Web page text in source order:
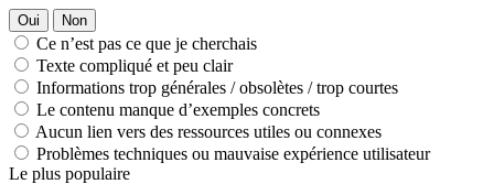
Oui Non
Ce n’est pas ce que je cherchais
Texte compliqué et peu clair
Informations trop générales / obsolètes / trop courtes
Le contenu manque d’exemples concrets
Aucun lien vers des ressources utiles ou connexes
Problèmes techniques ou mauvaise expérience utilisateur
Le plus populaire